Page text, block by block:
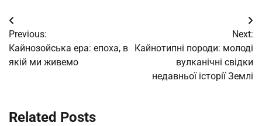
Post
navigation
Previous:
Кайнозойська ера: епоха, в
якій ми живемо
Next:
Кайнотипні породи: молоді
вулканічні свідки
недавньої історії Землі
Related Posts